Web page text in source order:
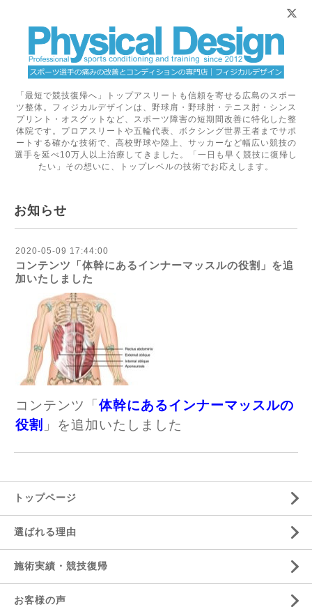
「最短で競技復帰へ」トップアスリートも信頼を寄せる広島のスポー
ツ整体。フィジカルデザインは、野球肩・野球肘・テニス肘・シンス
プリント・オスグットなど、スポーツ障害の短期間改善に特化した整
体院です。プロアスリートや五輪代表、ボクシング世界王者までサポ
ートする確かな技術で、高校野球や陸上、サッカーなど幅広い競技の
選手を延べ10万人以上治療してきました。「一日も早く競技に復帰し
たい」その想いに、トップレベルの技術でお応えします。
お知らせ
2020-05-09 17:44:00
コンテンツ「体幹にあるインナーマッスルの役割」を追
加いたしました
コンテンツ「 体幹にあるインナーマッスルの
役割 」を追加いたしました
トップページ
選ばれる理由
施術実績・競技復帰
お客様の声